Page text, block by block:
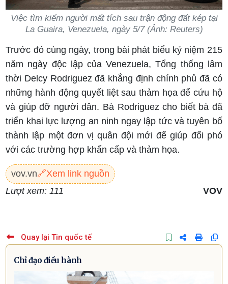
Việc tìm kiếm người mất tích sau trận động đất kép tại
La Guaira, Venezuela, ngày 5/7 (Ảnh: Reuters)
Trước đó cùng ngày, trong bài phát biểu kỷ niệm 215
năm ngày độc lập của Venezuela, Tổng thống lâm
thời Delcy Rodriguez đã khẳng định chính phủ đã có
những hành động quyết liệt sau thảm họa để cứu hộ
và giúp đỡ người dân. Bà Rodriguez cho biết bà đã
triển khai lực lượng an ninh ngay lập tức và tuyên bố
thành lập một đơn vị quân đội mới để giúp đối phó
với các trường hợp khẩn cấp và thảm họa.
vov.vn🔗Xem link nguồn
Lượt xem: 111
VOV
Quay lại Tin quốc tế
Chỉ đạo điều hành